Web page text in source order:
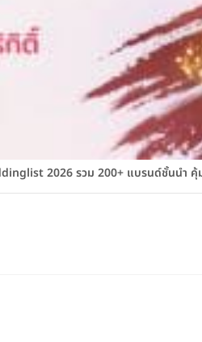
2026 รวม 200+ แบรนด์ชั้นนำ